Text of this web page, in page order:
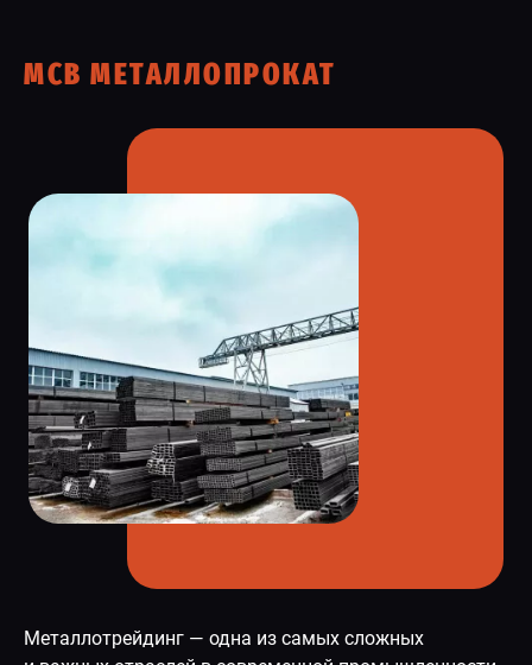
МСВ МЕТАЛЛОПРОКАТ
Металлотрейдинг — одна из самых сложных